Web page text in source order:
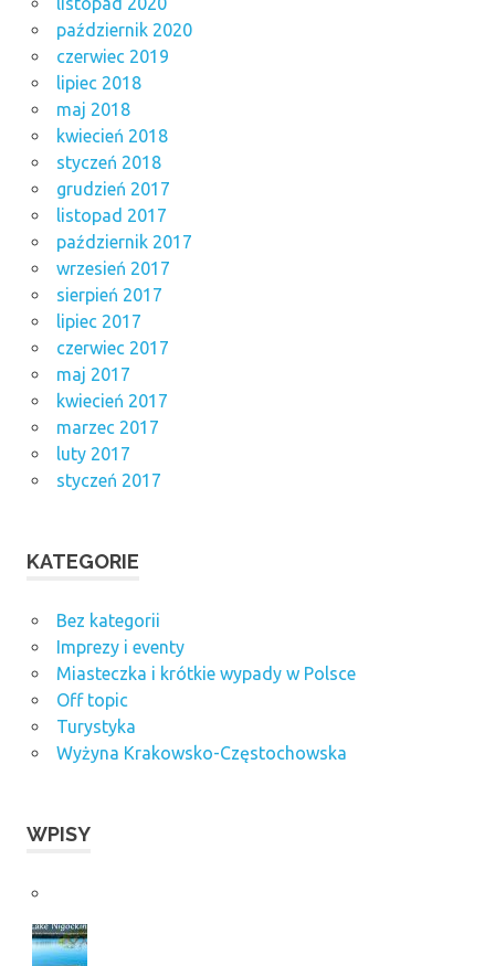
październik 2020
czerwiec 2019
lipiec 2018
maj 2018
kwiecień 2018
styczeń 2018
grudzień 2017
listopad 2017
październik 2017
wrzesień 2017
sierpień 2017
lipiec 2017
czerwiec 2017
maj 2017
kwiecień 2017
marzec 2017
luty 2017
styczeń 2017
KATEGORIE
Bez kategorii
Imprezy i eventy
Miasteczka i krótkie wypady w Polsce
Off topic
Turystyka
Wyżyna Krakowsko-Częstochowska
WPISY